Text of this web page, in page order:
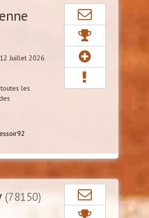
Juillet 2026
les
(78150)